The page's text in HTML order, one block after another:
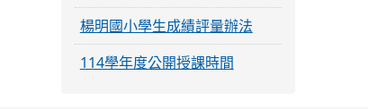
楊明國小學生成績評量辦法
114學年度公開授課時間